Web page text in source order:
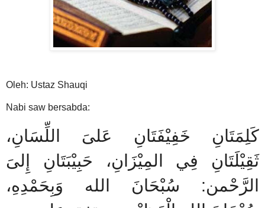
Oleh: Ustaz Shauqi
Nabi saw bersabda:
كَلِمَتَانِ خَفِيْفَتَانِ عَلىَ اللِّسَانِ،
ثَقِيْلَتَانِ فِي المِيْزَانِ، حَبِيْبَتَانِ إِلىَ
الرَّحْمن: سُبْحَانَ الله وَبِحَمْدِهِ،